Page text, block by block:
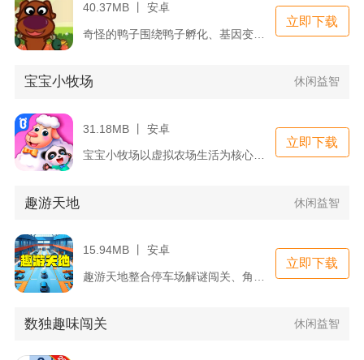
40.37MB 丨 安卓
奇怪的鸭子围绕鸭子孵化、基因变异、图鉴收集打造休闲养成内容，...
立即下载
宝宝小牧场 休闲益智
31.18MB 丨 安卓
宝宝小牧场以虚拟农场生活为核心，面向低龄儿童设计休闲养成玩法...
立即下载
趣游天地 休闲益智
15.94MB 丨 安卓
立即下载
数独趣味闯关 休闲益智